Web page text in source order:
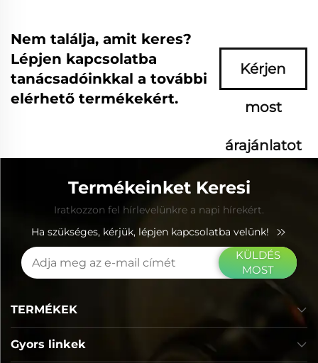
Nem találja, amit keres?
Lépjen kapcsolatba
tanácsadóinkkal a további
elérhető termékekért.
Kérjen
most
árajánlatot
Termékeinket Keresi
Iratkozzon fel hírlevelünkre a napi hírekért.
Ha szükséges, kérjük, lépjen kapcsolatba velünk!
KÜLDÉS
MOST
Gyors linkek
TERMÉKEK